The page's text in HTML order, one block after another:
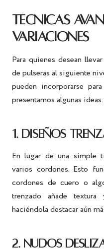
TÉCNICAS
VARIACIONES
Para quienes desean
de pulseras al siguiente
pueden incorporarse
presentamos algunas ideas:
1. DISEÑOS
En lugar de una simple
varios cordones. Esto
cordones de cuero o
trenzado añade
haciéndola destacar aún
2. NUDOS